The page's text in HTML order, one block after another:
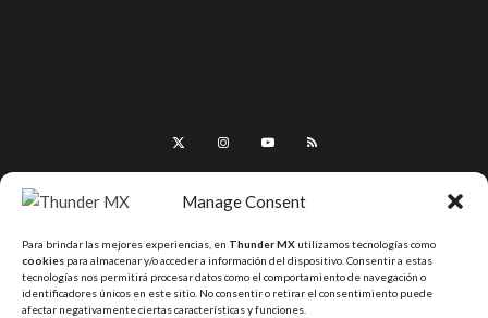
Manage Consent
Para brindar las mejores experiencias, en Thunder MX utilizamos tecnologías como
cookies para almacenar y/o acceder a información del dispositivo. Consentir a estas
tecnologías nos permitirá procesar datos como el comportamiento de navegación o
identificadores únicos en este sitio. No consentir o retirar el consentimiento puede
afectar negativamente ciertas características y funciones.